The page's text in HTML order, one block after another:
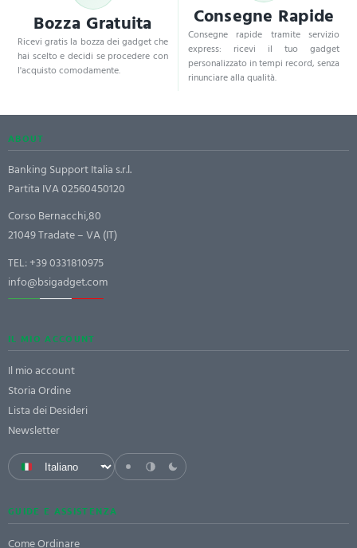
Bozza Gratuita
Ricevi gratis la bozza dei gadget che
hai scelto e decidi se procedere con
l'acquisto comodamente.
Consegne Rapide
Consegne rapide tramite servizio
express: ricevi il tuo gadget
personalizzato in tempi record, senza
rinunciare alla qualità.
ABOUT
Banking Support Italia s.r.l.
Partita IVA 02560450120
Corso Bernacchi,80
21049 Tradate – VA (IT)
TEL:+39 0331810975
info@bsigadget.com
IL MIO ACCOUNT
Il mio account
Storia Ordine
Lista dei Desideri
Newsletter
GUIDE E ASSISTENZA
Come Ordinare